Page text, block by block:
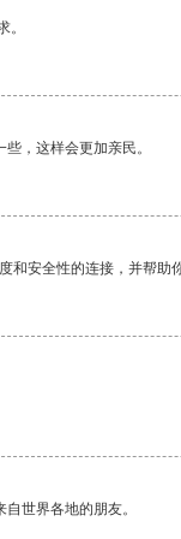
。
，这样会更加亲民。
安全性的连接，并帮助
世界各地的朋友。